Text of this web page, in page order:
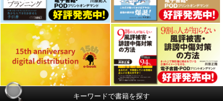
キーワードで書籍を探す